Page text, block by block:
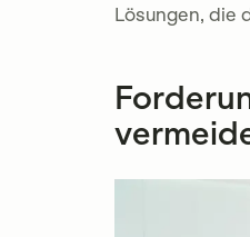
Lösungen, die